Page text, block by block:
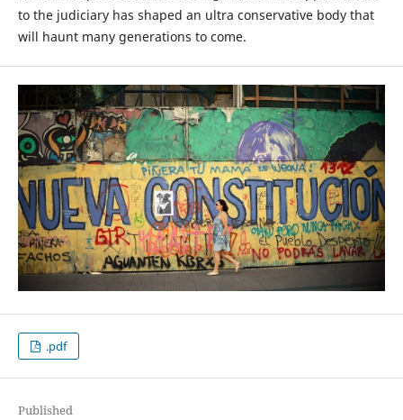
to the judiciary has shaped an ultra conservative body that
will haunt many generations to come.
.pdf
Published